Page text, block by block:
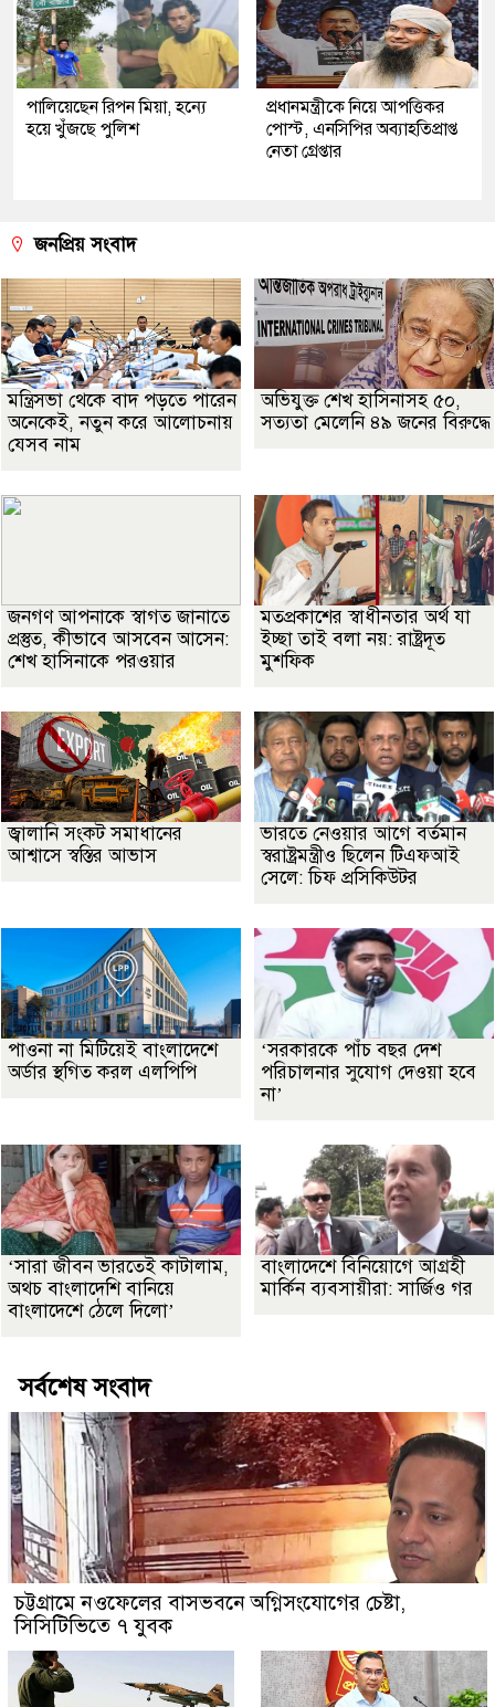
পালিয়েছেন রিপন মিয়া, হন্যে
হয়ে খুঁজছে পুলিশ
প্রধানমন্ত্রীকে নিয়ে আপত্তিকর
পোস্ট, এনসিপির অব্যাহতিপ্রাপ্ত
নেতা গ্রেপ্তার
জনপ্রিয় সংবাদ
মন্ত্রিসভা থেকে বাদ পড়তে পারেন
অনেকেই, নতুন করে আলোচনায়
যেসব নাম
অভিযুক্ত শেখ হাসিনাসহ ৫০,
সত্যতা মেলেনি ৪৯ জনের বিরুদ্ধে
জনগণ আপনাকে স্বাগত জানাতে
প্রস্তুত, কীভাবে আসবেন আসেন:
শেখ হাসিনাকে পরওয়ার
মতপ্রকাশের স্বাধীনতার অর্থ যা
ইচ্ছা তাই বলা নয়: রাষ্ট্রদূত
মুশফিক
জ্বালানি সংকট সমাধানের
আশ্বাসে স্বস্তির আভাস
ভারতে নেওয়ার আগে বর্তমান
স্বরাষ্ট্রমন্ত্রীও ছিলেন টিএফআই
সেলে: চিফ প্রসিকিউটর
পাওনা না মিটিয়েই বাংলাদেশে
অর্ডার স্থগিত করল এলপিপি
‘সরকারকে পাঁচ বছর দেশ
পরিচালনার সুযোগ দেওয়া হবে
না’
‘সারা জীবন ভারতেই কাটালাম,
অথচ বাংলাদেশি বানিয়ে
বাংলাদেশে ঠেলে দিলো’
বাংলাদেশে বিনিয়োগে আগ্রহী
মার্কিন ব্যবসায়ীরা: সার্জিও গর
সর্বশেষ সংবাদ
চট্টগ্রামে নওফেলের বাসভবনে অগ্নিসংযোগের চেষ্টা,
সিসিটিভিতে ৭ যুবক